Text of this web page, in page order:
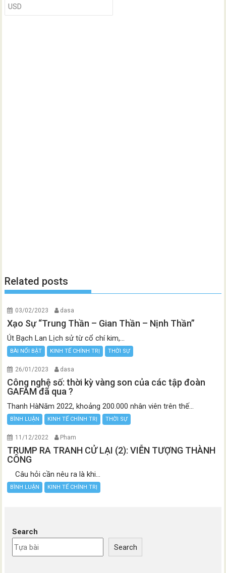
USD
Related posts
03/02/2023 dasa
Xạo Sự “Trung Thần – Gian Thần – Nịnh Thần”
Út Bạch Lan Lịch sử từ cổ chí kim,...
BÀI NỔI BẬT KINH TẾ CHÍNH TRỊ THỜI SỰ
26/01/2023 dasa
Công nghệ số: thời kỳ vàng son của các tập đoàn
GAFAM đã qua ?
Thanh HàNăm 2022, khoảng 200.000 nhân viên trên thế...
BÌNH LUẬN KINH TẾ CHÍNH TRỊ THỜI SỰ
11/12/2022 Pham
TRUMP RA TRANH CỬ LẠI (2): VIỄN TƯỢNG THÀNH
CÔNG
Câu hỏi cần nêu ra là khi...
BÌNH LUẬN KINH TẾ CHÍNH TRỊ
Search
Search